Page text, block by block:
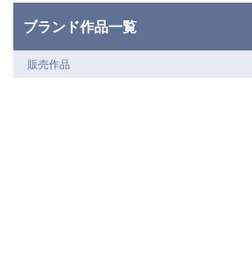
ブランド作品一覧
販売作品